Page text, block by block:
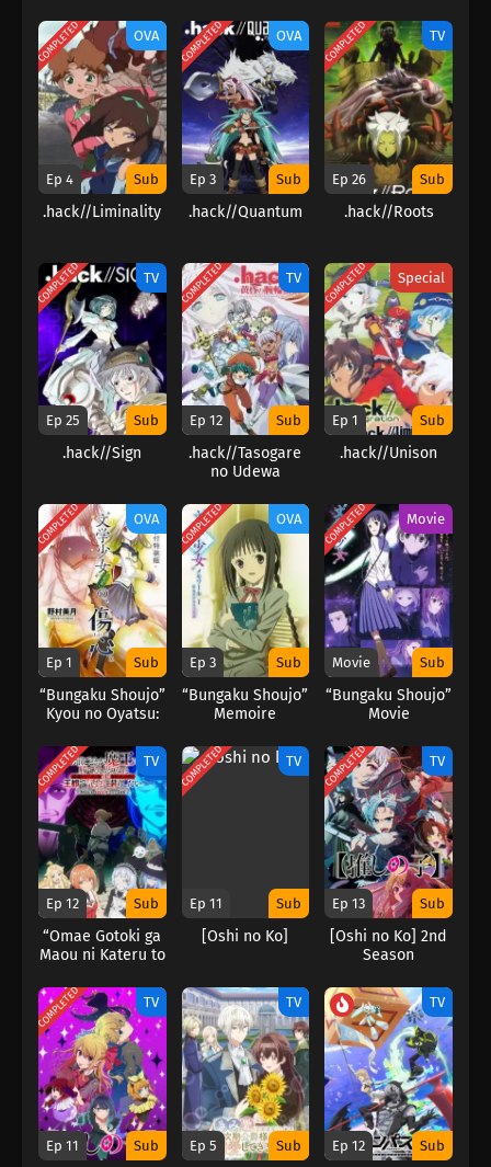
COMPLETED OVA
Ep 4 Sub
.hack//Liminality
COMPLETED OVA
Ep 3 Sub
.hack//Quantum
COMPLETED TV
Ep 26 Sub
.hack//Roots
COMPLETED TV
Ep 25 Sub
.hack//Sign
COMPLETED TV
Ep 12 Sub
.hack//Tasogare
no Udewa
COMPLETED Special
Ep 1 Sub
.hack//Unison
COMPLETED OVA
Ep 1 Sub
“Bungaku Shoujo”
Kyou no Oyatsu:
COMPLETED OVA
Ep 3 Sub
“Bungaku Shoujo”
Memoire
COMPLETED Movie
Movie Sub
“Bungaku Shoujo”
Movie
COMPLETED TV
Ep 12 Sub
“Omae Gotoki ga
Maou ni Kateru to
Yuusha Party wo
Tsuihou sareta
node
COMPLETED TV
Ep 11 Sub
[Oshi no Ko]
COMPLETED TV
Ep 13 Sub
[Oshi no Ko] 2nd
Season
COMPLETED TV
Ep 11 Sub
TV
Ep 5 Sub
TV
Ep 12 Sub